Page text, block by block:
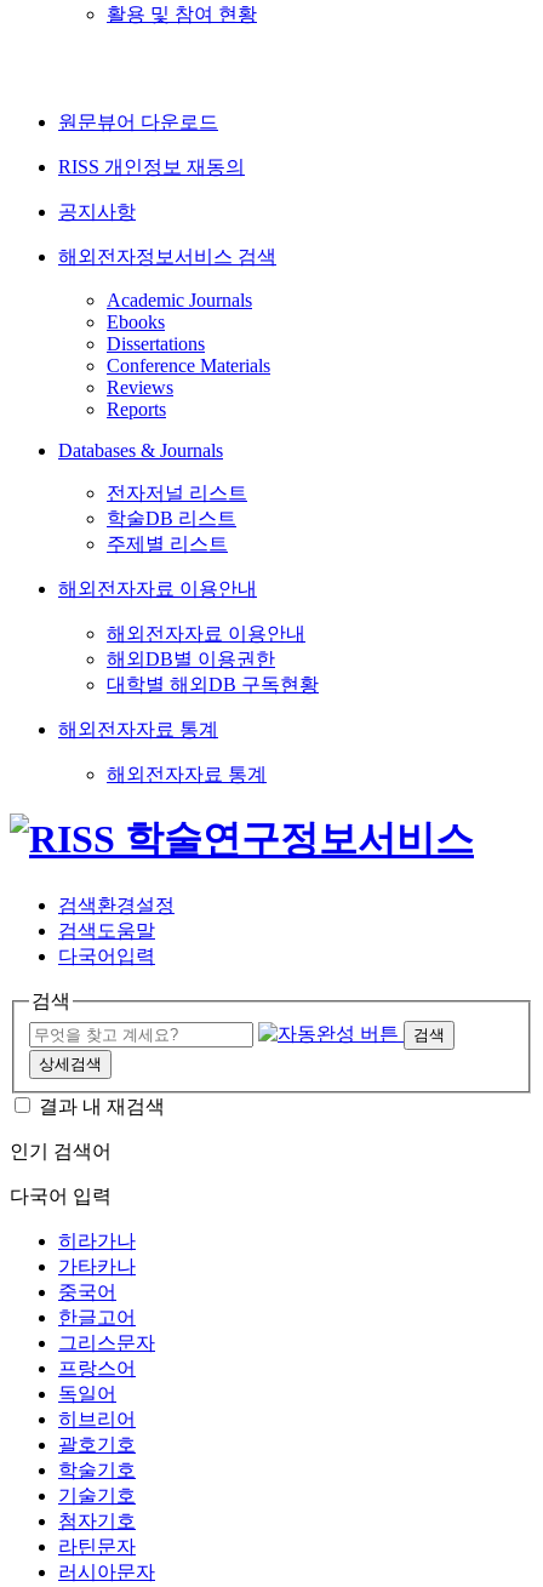
활용 및 참여 현황
원문뷰어 다운로드
RISS 개인정보 재동의
공지사항
해외전자정보서비스 검색
Academic Journals
Ebooks
Dissertations
Conference Materials
Reviews
Reports
Databases & Journals
전자저널 리스트
학술DB 리스트
주제별 리스트
해외전자자료 이용안내
해외전자자료 이용안내
해외DB별 이용권한
대학별 해외DB 구독현황
해외전자자료 통계
해외전자자료 통계
검색환경설정
검색도움말
다국어입력
검색
검색
상세검색
결과 내 재검색
인기 검색어
다국어 입력
히라가나
가타카나
중국어
한글고어
그리스문자
프랑스어
독일어
히브리어
괄호기호
학술기호
기술기호
첨자기호
라틴문자
러시아문자